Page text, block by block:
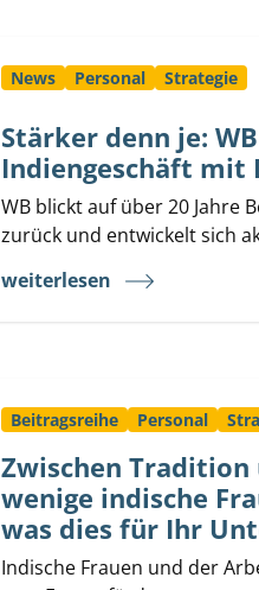
News Personal Strategie
Stärker denn je:
Indiengeschäft mit
WB blickt auf über 20 Jahre
zurück und entwickelt sich
weiterlesen
Beitragsreihe Personal
Zwischen Tradition
wenige indische
was dies für Ihr
Indische Frauen und der